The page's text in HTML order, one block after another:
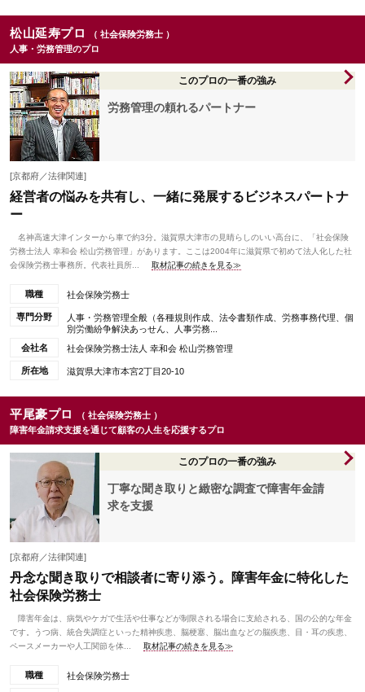
松山延寿プロ
（ 社会保険労務士 ）
人事・労務管理のプロ
このプロの一番の強み
労務管理の頼れるパートナー
[京都府／法律関連]
経営者の悩みを共有し、一緒に発展するビジネスパートナ
ー
名神高速大津インターから車で約3分。滋賀県大津市の見晴らしのいい高台に、「社会保険
労務士法人 幸和会 松山労務管理」があります。ここは2004年に滋賀県で初めて法人化した社
会保険労務士事務所。代表社員所...
取材記事の続きを見る≫
職種 社会保険労務士
専門分野
人事・労務管理全般（各種規則作成、法令書類作成、労務事務代理、個
別労働紛争解決あっせん、人事労務...
会社名
社会保険労務士法人 幸和会 松山労務管理
所在地 滋賀県大津市本宮2丁目20-10
平尾豪プロ
（ 社会保険労務士 ）
障害年金請求支援を通じて顧客の人生を応援するプロ
このプロの一番の強み
丁寧な聞き取りと緻密な調査で障害年金請
求を支援
[京都府／法律関連]
丹念な聞き取りで相談者に寄り添う。障害年金に特化した
社会保険労務士
障害年金は、病気やケガで生活や仕事などが制限される場合に支給される、国の公的な年金
です。うつ病、統合失調症といった精神疾患、脳梗塞、脳出血などの脳疾患、目・耳の疾患、
ペースメーカーや人工関節を体...
取材記事の続きを見る≫
職種 社会保険労務士